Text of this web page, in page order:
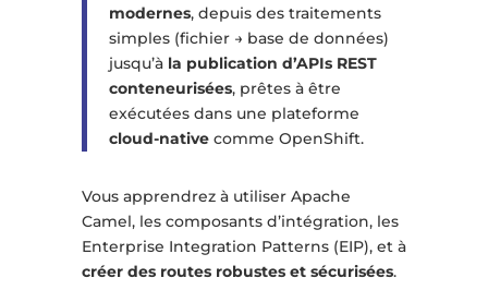
modernes, depuis des traitements
simples (fichier → base de données)
jusqu’à la publication d’APIs REST
conteneurisées, prêtes à être
exécutées dans une plateforme
cloud-nativecomme OpenShift.
Vous apprendrez à utiliser Apache
Camel, les composants d’intégration, les
Enterprise Integration Patterns (EIP), et à
créer des routes robustes et sécurisées.